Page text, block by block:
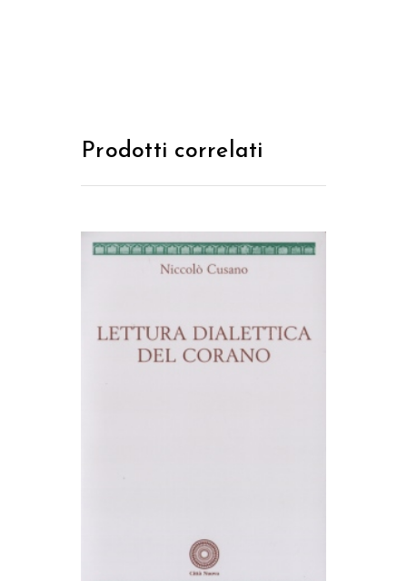
Prodotti correlati